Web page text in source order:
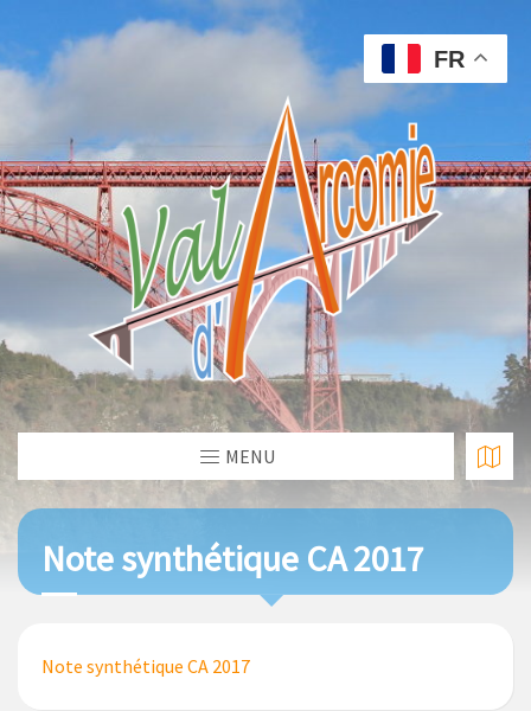
MENU
Note synthétique CA 2017
Note synthétique CA 2017
FR